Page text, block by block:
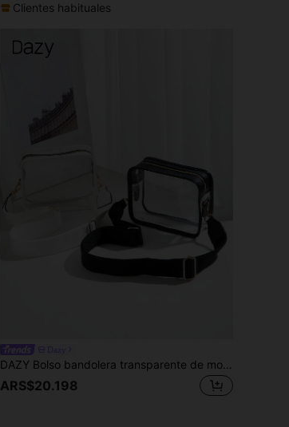
Clientes habituales
DAZY Bolso bandolera transparente de moda, amigable con la , adecuado para conciertos, con correa de hombro ajustable, hecho de material transparente de PVC y PU, aprobado para estadios, bolso transparente claro de 12*12*37 para conciertos, eventos deportivos y festivales
ARS$20.198